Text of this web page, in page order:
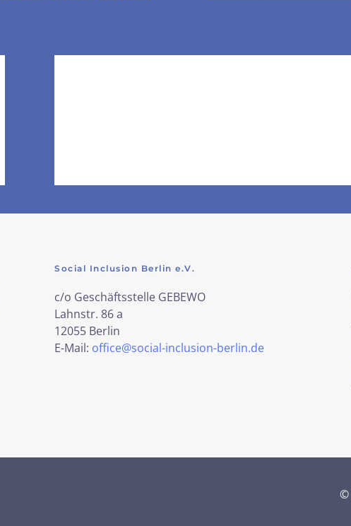
Social Inclusion Berlin e.V.
c/o Geschäftsstelle GEBEWO
Lahnstr. 86 a
12055 Berlin
E-Mail: office@social-inclusion-berlin.de
©